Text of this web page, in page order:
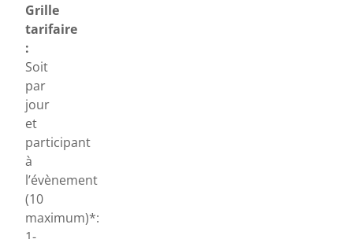
Grille
tarifaire
:
Soit
par
jour
et
participant
à
l’évènement
(10
maximum)*: